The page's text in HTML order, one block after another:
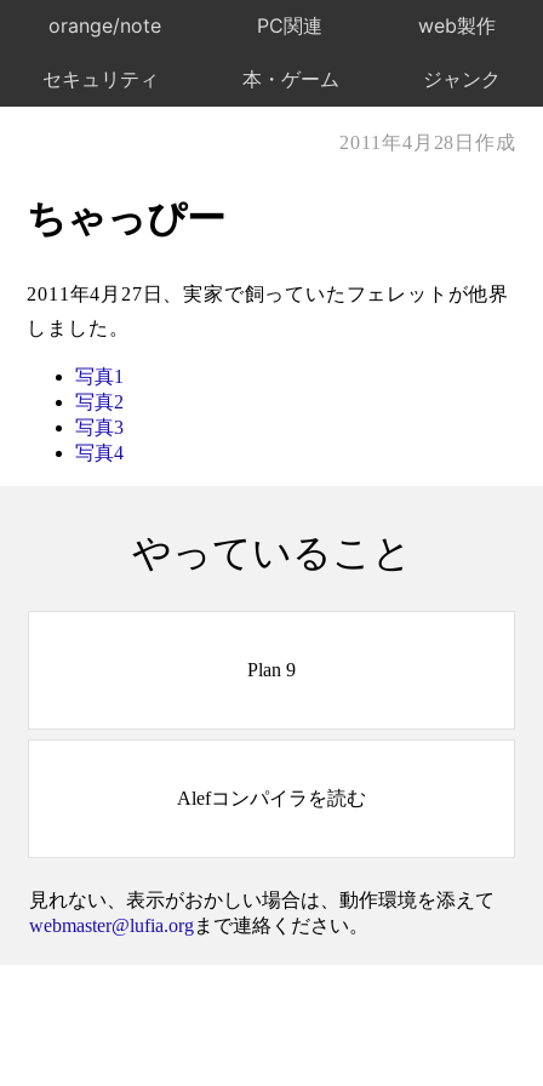
orange/note PC関連 web製作
セキュリティ 本・ゲーム ジャンク
2011年4月28日作成
ちゃっぴー
2011年4月27日、実家で飼っていたフェレットが他界
しました。
写真1
写真2
写真3
写真4
やっていること
Plan 9
Alefコンパイラを読む
見れない、表示がおかしい場合は、動作環境を添えて
webmaster@lufia.orgまで連絡ください。